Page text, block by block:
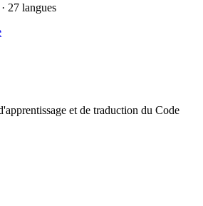
27 langues
et de traduction du Code